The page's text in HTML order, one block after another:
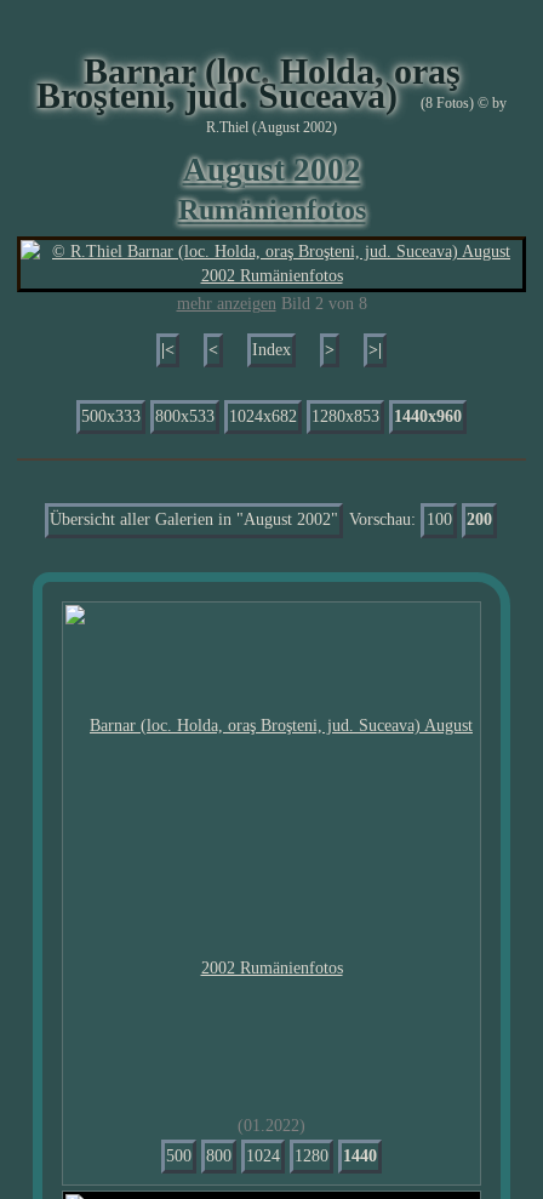
Barnar (loc. Holda, oraş
Broşteni, jud. Suceava)
(8 Fotos) © by
R.Thiel (August 2002)
August 2002
Rumänienfotos
mehr anzeigen Bild 2 von 8
|< < Index > >|
500x333 800x533 1024x682 1280x853 1440x960
Übersicht aller Galerien in "August 2002" Vorschau: 100 200
(01.2022)
500
800 1024 1280 1440